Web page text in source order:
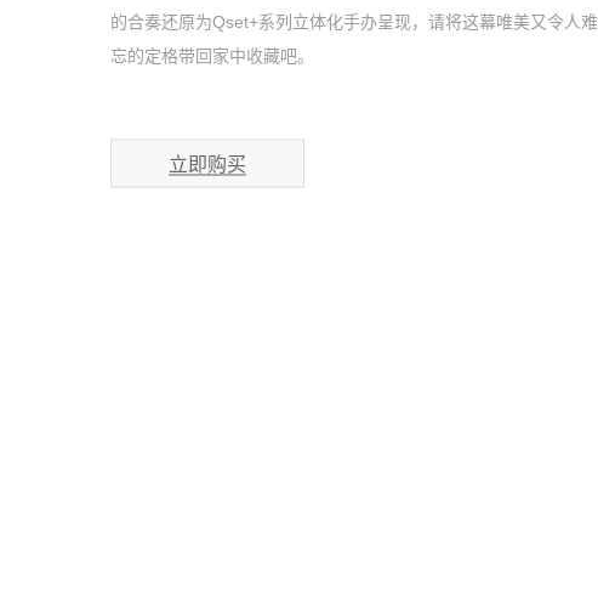
的合奏还原为Qset+系列立体化手办呈现，请将这幕唯美又令人难
忘的定格带回家中收藏吧。
立即购买